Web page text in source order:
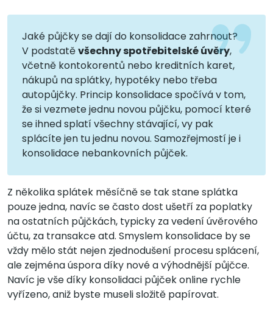
Jaké půjčky se dají do konsolidace zahrnout?
V podstatěvšechny spotřebitelské úvěry,
včetně kontokorentů nebo kreditních karet,
nákupů na splátky, hypotéky nebo třeba
autopůjčky. Princip konsolidace spočívá v tom,
že si vezmete jednu novou půjčku, pomocí které
se ihned splatí všechny stávající, vy pak
splácíte jen tu jednu novou. Samozřejmostí je i
konsolidace nebankovních půjček.
Z několika splátek měsíčně se tak stane splátka
pouze jedna, navíc se často dost ušetří za poplatky
na ostatních půjčkách, typicky za vedení úvěrového
účtu, za transakce atd. Smyslem konsolidace by se
vždy mělo stát nejen zjednodušení procesu splácení,
ale zejména úspora díky nové a výhodnější půjčce.
Navíc je vše díky konsolidaci půjček online rychle
vyřízeno, aniž byste museli složitě papírovat.